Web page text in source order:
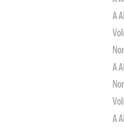
A
A
A